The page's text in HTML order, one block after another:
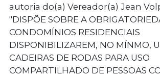
autoria do(a) Vereador(a) Jean
"DISPÕE SOBRE A
CONDOMÍNIOS RESIDENCIAIS
DISPONIBILIZAREM, NO MÍNMO,
CADEIRAS DE RODAS PARA USO
COMPARTILHADO DE PESSOAS